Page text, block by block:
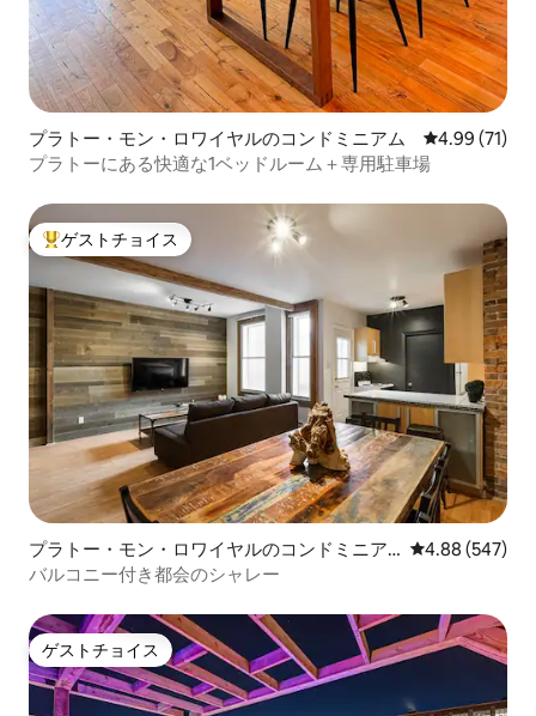
プラトー・モン・ロワイヤルのコンドミニアム レビュー71
4.99 (71)
プラトーにある快適な1ベッドルーム＋専用駐車場
大好評のゲストチョイスです。
ゲストチョイス
プラトー・モン・ロワイヤルのコンドミニア
ム
レビュー547
4.88 (547)
バルコニー付き都会のシャレー
ゲストチョイス
ゲストチョイス